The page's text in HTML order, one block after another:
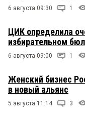
6 августа 09:30 1
ЦИК определила
избирательном
6 августа 09:00 1
Женский бизнес
в новый альянс
5 августа 11:14 3